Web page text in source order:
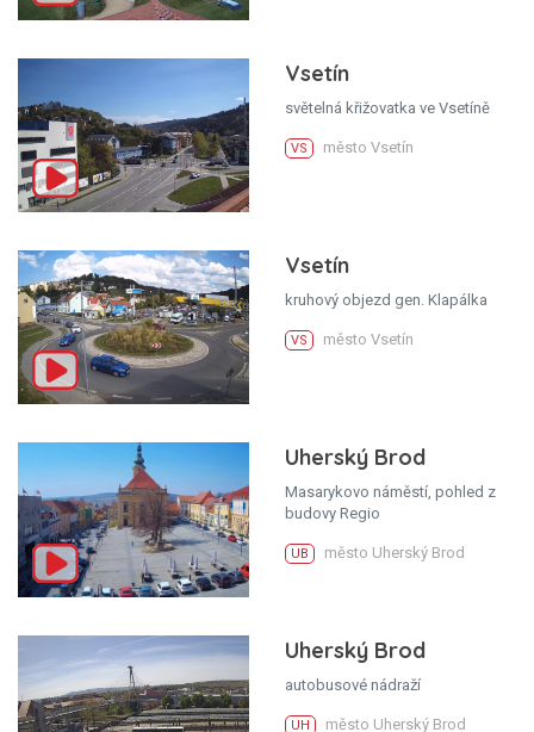
Vsetín
světelná křižovatka ve Vsetíně
VS město Vsetín
Vsetín
kruhový objezd gen. Klapálka
VS město Vsetín
Uherský Brod
Masarykovo náměstí, pohled z
budovy Regio
UB město Uherský Brod
Uherský Brod
autobusové nádraží
UH město Uherský Brod